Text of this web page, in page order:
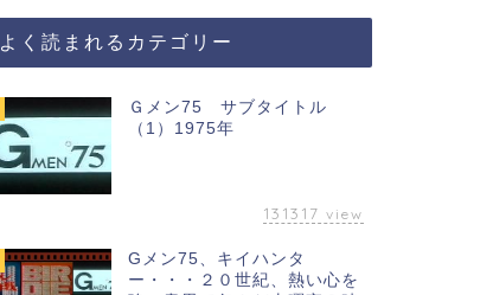
よく読まれるカテゴリー
Ｇメン75 サブタイトル
（1）1975年
131317 view
Gメン75、キイハンタ
ー・・・２０世紀、熱い心を